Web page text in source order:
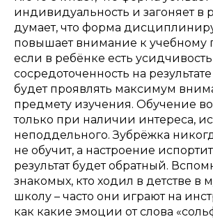
индивидуальность и загоняет в
думает, что форма
повышает внимание к учебному
если в ребёнке есть
сосредоточенность на
будет проявлять максимум
предмету изучения. Обучение
только при наличии интереса,
неподдельного. Зубрёжка
не обучит, а настроение
результат будет обратный.
знакомых, кто ходил в детстве в
школу – часто они играют на
как какие эмоции от слова